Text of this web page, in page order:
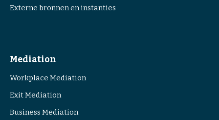
Externe bronnen en instanties
Mediation
Workplace Mediation
Exit Mediation
Business Mediation